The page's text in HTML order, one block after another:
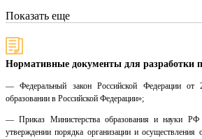
Показать еще
Нормативные документы для разработки
— Федеральный закон Российской Федерации
образовании в Российской Федерации»;
— Приказ Министерства образования и науки
утверждении порядка организации и осуществления